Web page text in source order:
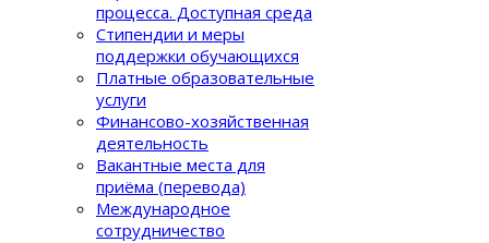
процеcса. Доступная среда
Стипендии и меры
поддержки обучающихся
Платные образовательные
услуги
Финансово-хозяйственная
деятельность
Вакантные места для
приёма (перевода)
Международное
сотрудничество